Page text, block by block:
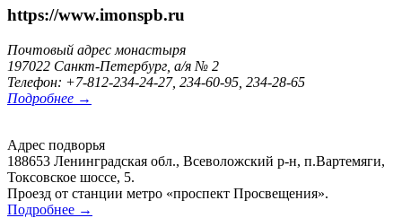
https://www.imonspb.ru
Почтовый адрес монастыря
197022 Санкт-Петербург, а/я № 2
Телефон: +7-812-234-24-27, 234-60-95, 234-28-65
Подробнее →
Адрес подворья
188653 Ленинградская обл., Всеволожский р-н, п.Вартемяги,
Токсовское шоссе, 5.
Проезд от станции метро «проспект Просвещения».
Подробнее →